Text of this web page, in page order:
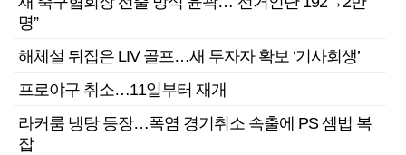
명”
해체설 뒤집은 LIV 골프…새 투자자 확보 ‘기사회생’
프로야구 취소…11일부터 재개
라커룸 냉탕 등장…폭염 경기취소 속출에 PS 셈법 복
잡